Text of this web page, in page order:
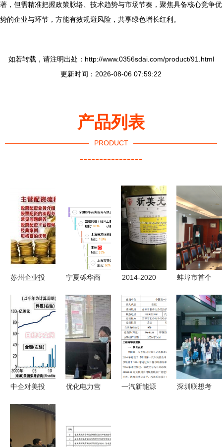
著，但需精准把握政策脉络、技术趋势与市场节奏，聚焦具备核心竞争优
势的企业与环节，方能有效规避风险，共享绿色增长红利。
如若转载，请注明出处：http://www.0356sdai.com/product/91.html
更新时间：2026-08-06 07:59:22
产品列表
PRODUCT
----------------
苏州企业投
的核心价值
与实践路径
——基于中
国易发网的
观察
宁夏砾华商
2014-2020
油墨行业市
场分析与投
资咨询报告
（权威版）
关键解析及
投资建议
蚌埠市首个
权咨询服务
站设立 为
跨国投资与
创新保驾护
航
中企对美投
全球化布局
优化电力营
复工复产
一汽新能源
深圳联想考